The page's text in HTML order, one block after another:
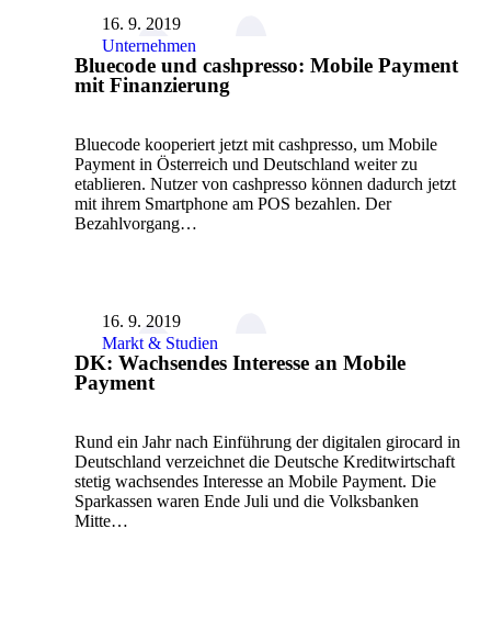
16. 9. 2019
Unternehmen
Bluecode und cashpresso: Mobile Payment
mit Finanzierung
Bluecode kooperiert jetzt mit cashpresso, um Mobile
Payment in Österreich und Deutschland weiter zu
etablieren. Nutzer von cashpresso können dadurch jetzt
mit ihrem Smartphone am POS bezahlen. Der
Bezahlvorgang…
16. 9. 2019
Markt & Studien
DK: Wachsendes Interesse an Mobile
Payment
Rund ein Jahr nach Einführung der digitalen girocard in
Deutschland verzeichnet die Deutsche Kreditwirtschaft
stetig wachsendes Interesse an Mobile Payment. Die
Sparkassen waren Ende Juli und die Volksbanken
Mitte…